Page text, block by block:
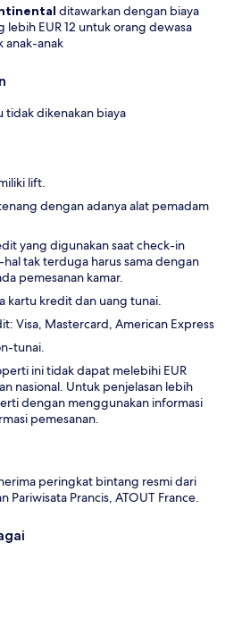
ditawarkan dengan biaya
lebih EUR 12 untuk orang dewasa
anak-anak
tidak dikenakan biaya
lift.
dengan adanya alat pemadam
yang digunakan saat check-in
tak terduga harus sama dengan
pemesanan kamar.
kartu kredit dan uang tunai.
Visa, Mastercard, American Express
tunai.
ini tidak dapat melebihi EUR
nasional. Untuk penjelasan lebih
dengan menggunakan informasi
pemesanan.
peringkat bintang resmi dari
Pariwisata Prancis, ATOUT France.